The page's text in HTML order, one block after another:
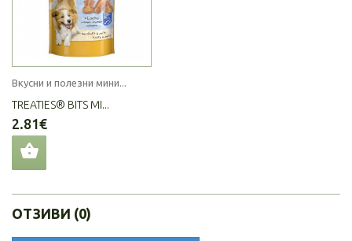
Вкусни и полезни мини...
TREATIES® BITS MI...
2.81€
ОТЗИВИ (0)